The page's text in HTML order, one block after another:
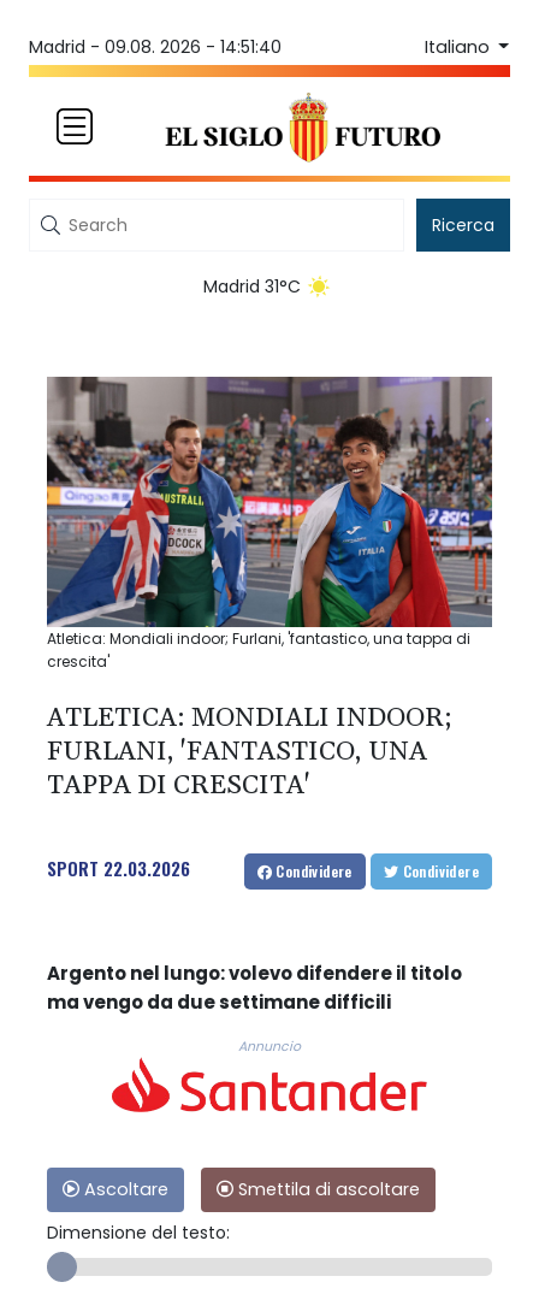
Madrid - 09.08. 2026 - 14:51:40 Italiano
Ricerca
Madrid 31°C
Atletica: Mondiali indoor; Furlani, 'fantastico, una tappa di
crescita'
ATLETICA: MONDIALI INDOOR;
FURLANI, 'FANTASTICO, UNA
TAPPA DI CRESCITA'
SPORT 22.03.2026 Condividere Condividere
Argento nel lungo: volevo difendere il titolo
ma vengo da due settimane difficili
Annuncio
Ascoltare
Smettila di ascoltare
Dimensione del testo: